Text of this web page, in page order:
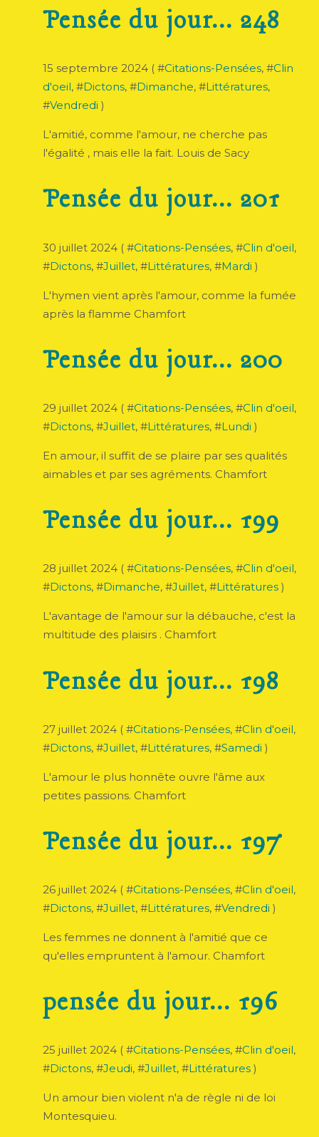
Pensée du jour... 248
15 septembre 2024 ( #Citations-Pensées, #Clin
d'oeil, #Dictons, #Dimanche, #Littératures,
#Vendredi )
L'amitié, comme l'amour, ne cherche pas
l'égalité , mais elle la fait. Louis de Sacy
Pensée du jour... 201
30 juillet 2024 ( #Citations-Pensées, #Clin d'oeil,
#Dictons, #Juillet, #Littératures, #Mardi )
L'hymen vient après l'amour, comme la fumée
après la flamme Chamfort
Pensée du jour... 200
29 juillet 2024 ( #Citations-Pensées, #Clin d'oeil,
#Dictons, #Juillet, #Littératures, #Lundi )
En amour, il suffit de se plaire par ses qualités
aimables et par ses agréments. Chamfort
Pensée du jour... 199
28 juillet 2024 ( #Citations-Pensées, #Clin d'oeil,
#Dictons, #Dimanche, #Juillet, #Littératures )
L'avantage de l'amour sur la débauche, c'est la
multitude des plaisirs . Chamfort
Pensée du jour... 198
27 juillet 2024 ( #Citations-Pensées, #Clin d'oeil,
#Dictons, #Juillet, #Littératures, #Samedi )
L'amour le plus honnête ouvre l'âme aux
petites passions. Chamfort
Pensée du jour... 197
26 juillet 2024 ( #Citations-Pensées, #Clin d'oeil,
#Dictons, #Juillet, #Littératures, #Vendredi )
Les femmes ne donnent à l'amitié que ce
qu'elles empruntent à l'amour. Chamfort
pensée du jour... 196
25 juillet 2024 ( #Citations-Pensées, #Clin d'oeil,
#Dictons, #Jeudi, #Juillet, #Littératures )
Un amour bien violent n'a de règle ni de loi
Montesquieu.